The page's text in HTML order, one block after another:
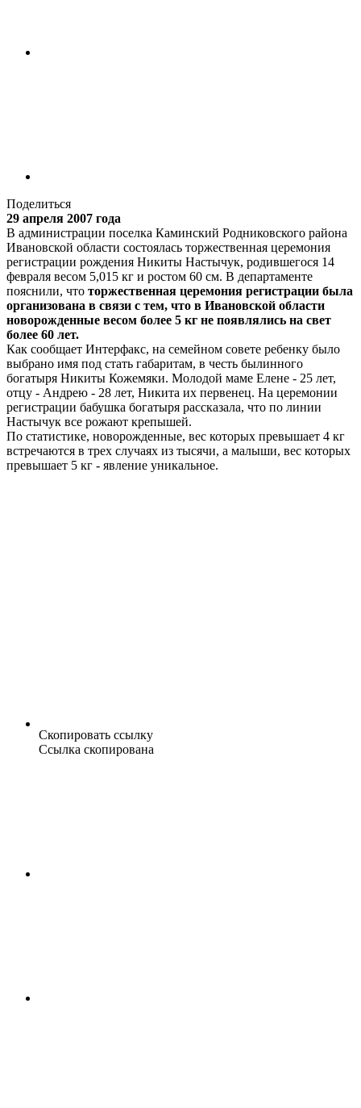
Поделиться
29 апреля 2007 года
В администрации поселка Каминский Родниковского района
Ивановской области состоялась торжественная церемония
регистрации рождения Никиты Настычук, родившегося 14
февраля весом 5,015 кг и ростом 60 см. В департаменте
пояснили, что торжественная церемония регистрации была
организована в связи с тем, что в Ивановской области
новорожденные весом более 5 кг не появлялись на свет
более 60 лет.
Как сообщает Интерфакс, на семейном совете ребенку было
выбрано имя под стать габаритам, в честь былинного
богатыря Никиты Кожемяки. Молодой маме Елене - 25 лет,
отцу - Андрею - 28 лет, Никита их первенец. На церемонии
регистрации бабушка богатыря рассказала, что по линии
Настычук все рожают крепышей.
По статистике, новорожденные, вес которых превышает 4 кг
встречаются в трех случаях из тысячи, а малыши, вес которых
превышает 5 кг - явление уникальное.
Скопировать ссылку
Ссылка скопирована